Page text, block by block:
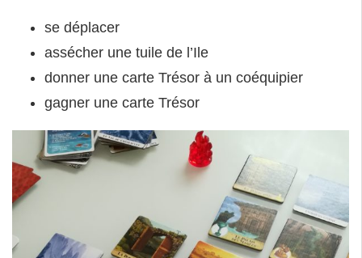
se déplacer
assécher une tuile de l’Ile
donner une carte Trésor à un coéquipier
gagner une carte Trésor